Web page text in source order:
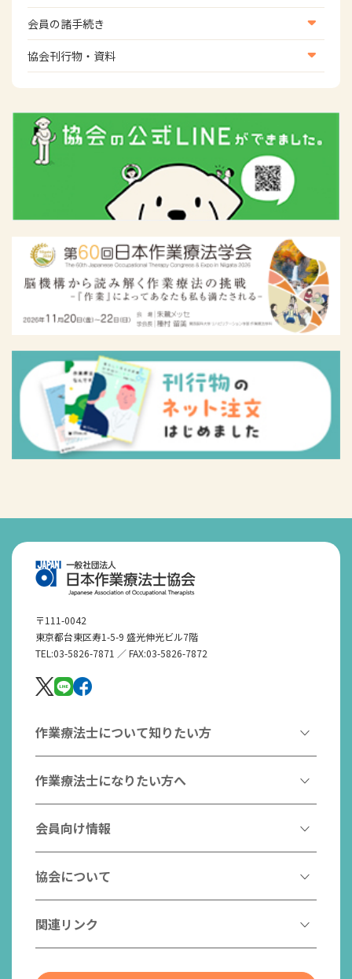
災害対策関連
会員向け団体保険のご案内
女性相談窓口
倫理関連情報
会員の諸手続き
会員の諸手続き
協会刊行物・資料
広報活動について
主な協会資料
〒111-0042
東京都台東区寿1-5-9 盛光伸光ビル7階
TEL:03-5826-7871 ／ FAX:03-5826-7872
作業療法士について知りたい方
作業療法とは
作業療法士とは
はたらく作業療法士
作業療法士の支援を受ける
チームの中で活躍する作業療法士
作業療法士になりたい方へ
作業療法士になるには
作業療法士として活躍する先輩
こんなところで活躍！作業療法士
入会案内
会員向け情報
協会からのお知らせ
研修会一覧
日本作業療法学会
協会について
会長挨拶
社員名簿
関連リンク